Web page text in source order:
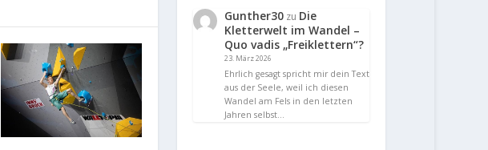
Gunther30 zu Die
Kletterwelt im Wandel –
Quo vadis „Freiklettern“?
23. März 2026
Ehrlich gesagt spricht mir dein Text
aus der Seele, weil ich diesen
Wandel am Fels in den letzten
Jahren selbst…